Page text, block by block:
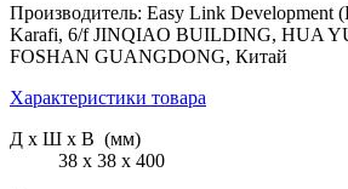
Производитель: Easy Link
Karafi, 6/f JINQIAO BUILDING, HUA
FOSHAN GUANGDONG, Китай
Характеристики товара
Д х Ш х В (мм)
38 х 38 х 400